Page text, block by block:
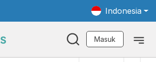
Indonesia
Masuk